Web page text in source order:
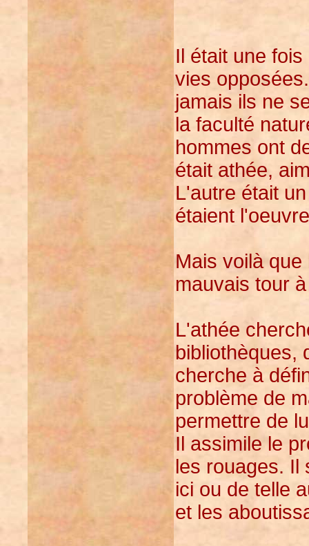
Il était une
vies
jamais ils ne
la faculté
hommes ont
était athée,
L'autre était
étaient
Mais voilà
mauvais tour
L'athée
bibliothèques,
cherche à
problème de
permettre de
Il assimile le
les rouages.
ici ou de telle
et les